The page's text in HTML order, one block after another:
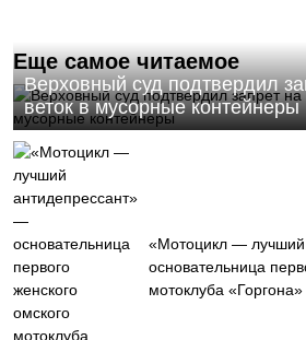
Еще самое читаемое
Верховный суд подтвердил
веток в мусорные контейнеры
«Мотоцикл —
основательница
мотоклуба